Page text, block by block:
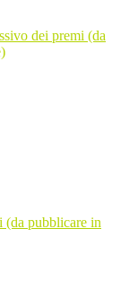
dei premi (da
pubblicare in